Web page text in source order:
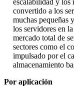
escalabilidad y los
convertido a los
muchas pequeñas
los servidores en
mercado total de
sectores como el
impulsado por el
almacenamiento
Por aplicación